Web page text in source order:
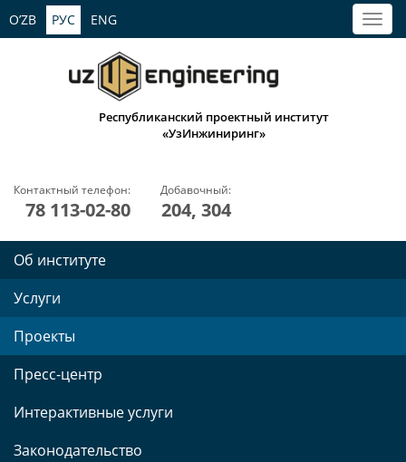
O’ZB РУС ENG
Республиканский проектный институт
«УзИнжиниринг»
Контактный телефон:
78 113-02-80
Добавочный:
204, 304
Об институте
Услуги
Проекты
Пресс-центр
Интерактивные услуги
Законодательство